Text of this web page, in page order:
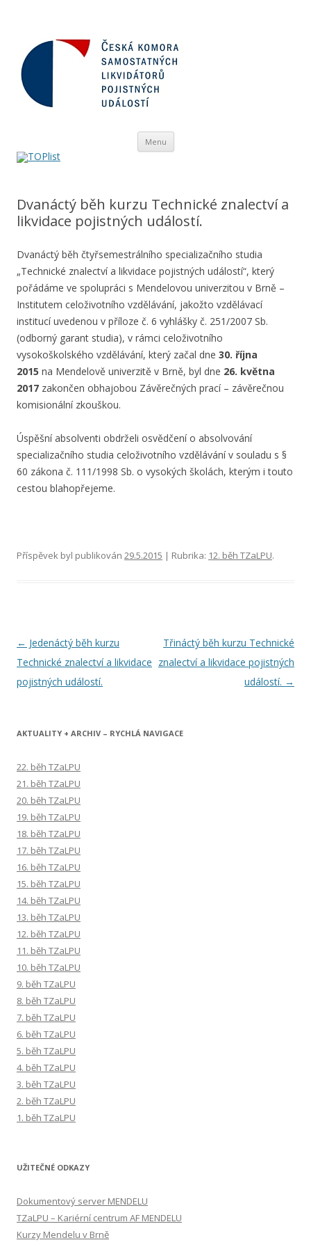
Menu Přejít
obsahu
Dvanáctý běh kurzu Technické znalectví a
likvidace pojistných událostí.
Dvanáctý běh čtyřsemestrálního specializačního studia
„Technické znalectví a likvidace pojistných událostí“, který
pořádáme ve spolupráci s Mendelovou univerzitou v Brně –
Institutem celoživotního vzdělávání, jakožto vzdělávací
institucí uvedenou v příloze č. 6 vyhlášky č. 251/2007 Sb.
(odborný garant studia), v rámci celoživotního
vysokoškolského vzdělávání, který začal dne 30. října
2015 na Mendelově univerzitě v Brně, byl dne 26. května
2017 zakončen obhajobou Závěrečných prací – závěrečnou
komisionální zkouškou.
Úspěšní absolventi obdrželi osvědčení o absolvování
specializačního studia celoživotního vzdělávání v souladu s §
60 zákona č. 111/1998 Sb. o vysokých školách, kterým i touto
cestou blahopřejeme.
Příspěvek byl publikován 29.5.2015 | Rubrika: 12. běh TZaLPU.
Navigace
pro
příspěvky
← Jedenáctý běh kurzu
Technické znalectví a likvidace
pojistných událostí.
Třináctý běh kurzu Technické
znalectví a likvidace pojistných
událostí. →
AKTUALITY + ARCHIV – RYCHLÁ NAVIGACE
22. běh TZaLPU
21. běh TZaLPU
20. běh TZaLPU
19. běh TZaLPU
18. běh TZaLPU
17. běh TZaLPU
16. běh TZaLPU
15. běh TZaLPU
14. běh TZaLPU
13. běh TZaLPU
12. běh TZaLPU
11. běh TZaLPU
10. běh TZaLPU
9. běh TZaLPU
8. běh TZaLPU
7. běh TZaLPU
6. běh TZaLPU
5. běh TZaLPU
4. běh TZaLPU
3. běh TZaLPU
2. běh TZaLPU
1. běh TZaLPU
UŽITEČNÉ ODKAZY
Dokumentový server MENDELU
TZaLPU – Kariérní centrum AF MENDELU
Kurzy Mendelu v Brně